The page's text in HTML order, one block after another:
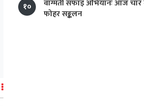
१०
वाग्मती सफाइ अभियानः आज
फोहर सङ्कलन